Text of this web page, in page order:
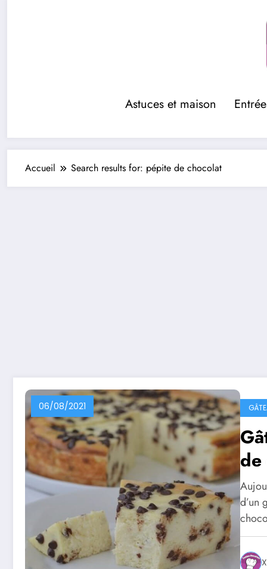
Astuces et maison
Accueil Search results for: pépite de chocolat
06/08/2021
de
d’un